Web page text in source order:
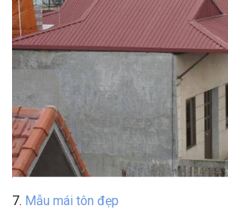
7. Mẫu mái tôn đẹp